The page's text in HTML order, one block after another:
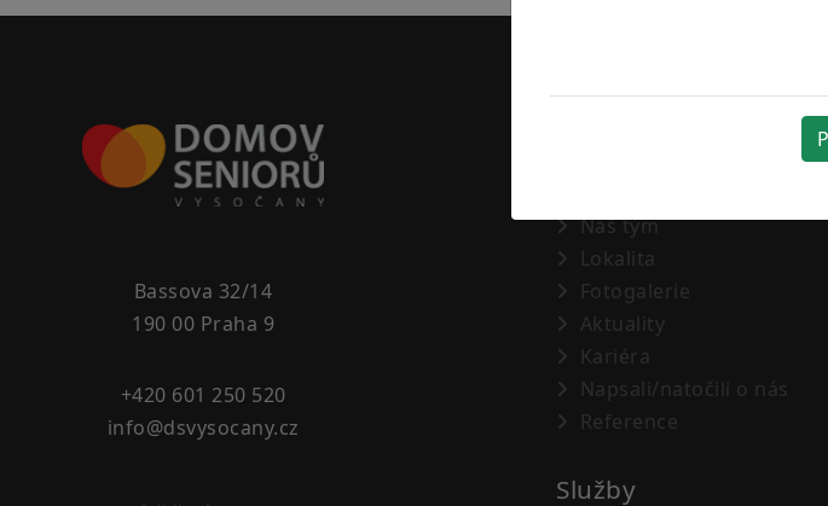
Bassova 32/14
190 00 Praha 9
+420 601 250 520
info@dsvysocany.cz
Náš tým
Lokalita
Fotogalerie
Aktuality
Kariéra
Napsali/natočili o nás
Reference
Služby